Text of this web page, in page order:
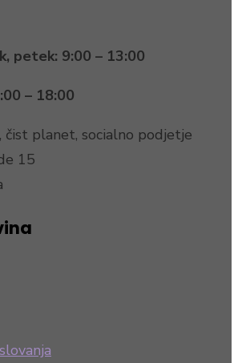
petek: 9:00 – 13:00
– 18:00
planet, socialno podjetje
15